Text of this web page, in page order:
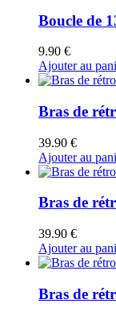
Boucle de
9.90 €
Ajouter au
Bras de
39.90 €
Ajouter au
Bras de
39.90 €
Ajouter au
Bras de